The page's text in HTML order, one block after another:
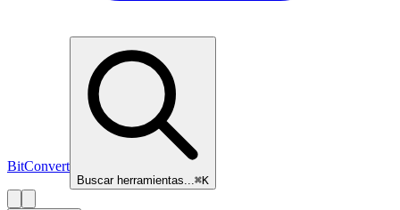
BitConvert
Buscar herramientas...⌘K